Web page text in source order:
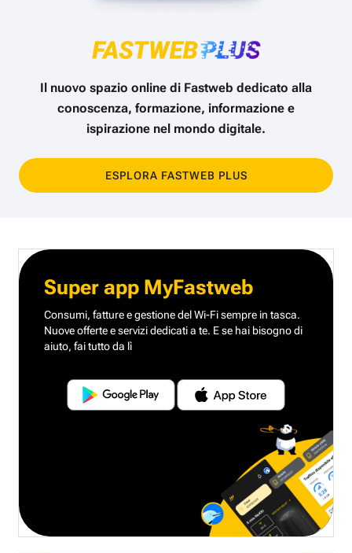
Il nuovo spazio online di Fastweb dedicato alla
conoscenza, formazione, informazione e
ispirazione nel mondo digitale.
ESPLORA FASTWEB PLUS
Super app MyFastweb
Consumi, fatture e gestione del Wi-Fi sempre in tasca.
Nuove offerte e servizi dedicati a te. E se hai bisogno di
aiuto, fai tutto da lì